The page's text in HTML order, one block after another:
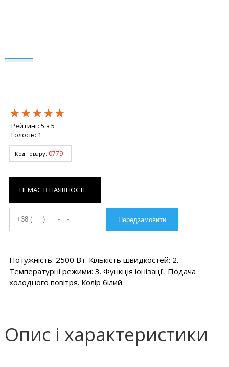
★★★★★
★★★★★
★★★★★
Рейтинг: 5 з 5
Голосів: 1
Код товару: 0779
НЕМАЄ В НАЯВНОСТІ
Потужність: 2500 Вт. Кількість швидкостей: 2.
Температурні режими: 3. Функція іонізації. Подача
холодного повітря. Колір білий.
Опис і характеристики